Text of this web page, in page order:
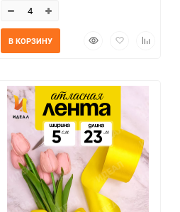
БыстрыйДобавить
В КОРЗИНУ